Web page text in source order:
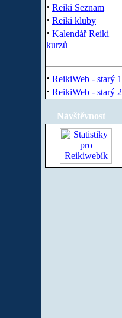
· Reiki Seznam
· Reiki kluby
· Kalendář Reiki
kurzů
· ReikiWeb - starý 1
· ReikiWeb - starý 2
Návštěvnost